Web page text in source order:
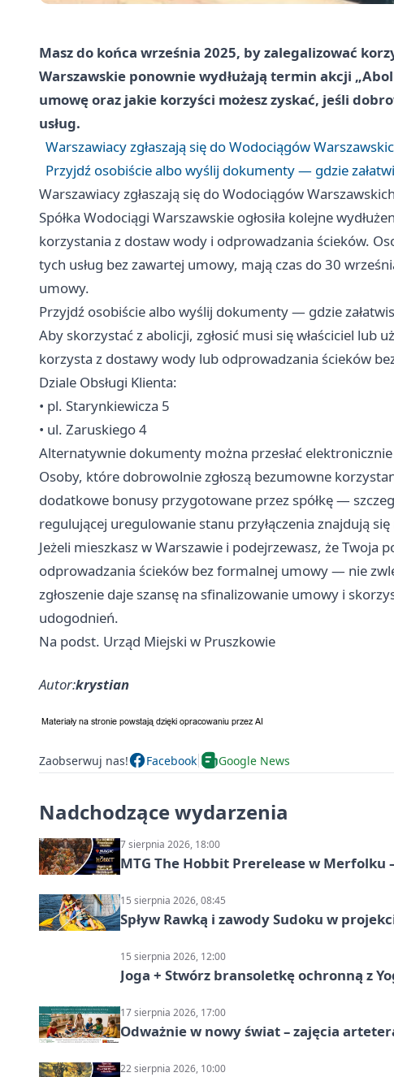
Masz do końca września 2025, by zalegalizować
Warszawskie ponownie wydłużają termin akcji
umowę oraz jakie korzyści możesz zyskać, jeśli
usług.
Warszawiacy zgłaszają się do Wodociągów
Przyjdź osobiście albo wyślij dokumenty — gdzie
Warszawiacy zgłaszają się do Wodociągów
Spółka Wodociągi Warszawskie ogłosiła kolejne
korzystania z dostaw wody i odprowadzania ścieków.
tych usług bez zawartej umowy, mają czas do 30
umowy.
Przyjdź osobiście albo wyślij dokumenty — gdzie
Aby skorzystać z abolicji, zgłosić musi się właściciel
korzysta z dostawy wody lub odprowadzania ścieków
Dziale Obsługi Klienta:
• pl. Starynkiewicza 5
• ul. Zaruskiego 4
Alternatywnie dokumenty można przesłać
Osoby, które dobrowolnie zgłoszą bezumowne
dodatkowe bonusy przygotowane przez spółkę —
regulującej uregulowanie stanu przyłączenia znajdują
Jeżeli mieszkasz w Warszawie i podejrzewasz, że Twoja
odprowadzania ścieków bez formalnej umowy — nie
zgłoszenie daje szansę na sfinalizowanie umowy i
udogodnień.
Na podst. Urząd Miejski w Pruszkowie
Autor:krystian
Zaobserwuj nas! Facebook Google News
Nadchodzące wydarzenia
7 sierpnia 2026, 18:00
MTG The Hobbit Prerelease w Merfolku
15 sierpnia 2026, 08:45
Spływ Rawką i zawody Sudoku w
15 sierpnia 2026, 12:00
Joga + Stwórz bransoletkę ochronną z
17 sierpnia 2026, 17:00
Odważnie w nowy świat – zajęcia
22 sierpnia 2026, 10:00